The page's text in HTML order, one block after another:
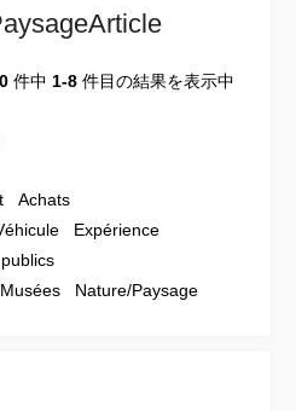
0 件中 1-8 件目の結果を表示中
Achats
Expérience
Nature/Paysage